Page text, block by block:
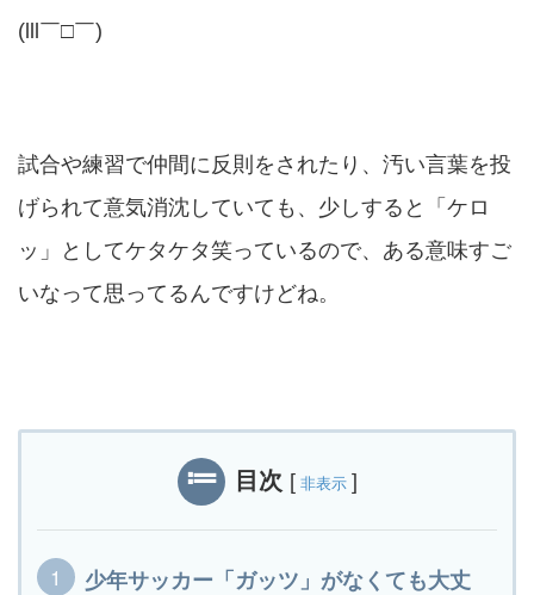
(lll￣□￣)
試合や練習で仲間に反則をされたり、汚い言葉を投
げられて意気消沈していても、少しすると「ケロ
ッ」としてケタケタ笑っているので、ある意味すご
いなって思ってるんですけどね。
目次 [ 非表示 ]
少年サッカー「ガッツ」がなくても大丈